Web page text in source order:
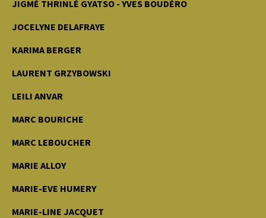
JIGMÉ THRINLÉ GYATSO - YVES BOUDÉRO
JOCELYNE DELAFRAYE
KARIMA BERGER
LAURENT GRZYBOWSKI
LEILI ANVAR
MARC BOURICHE
MARC LEBOUCHER
MARIE ALLOY
MARIE-EVE HUMERY
MARIE-LINE JACQUET